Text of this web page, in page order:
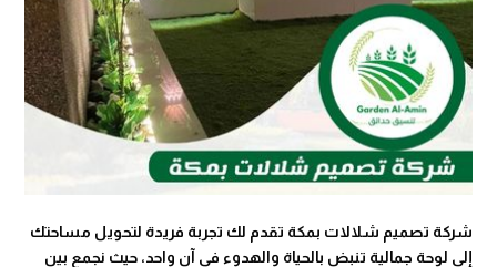
شركة تصميم شلالات بمكة تقدم لك تجربة فريدة لتحويل مساحتك
إلى لوحة جمالية تنبض بالحياة والهدوء في آنٍ واحد، حيث نجمع بين